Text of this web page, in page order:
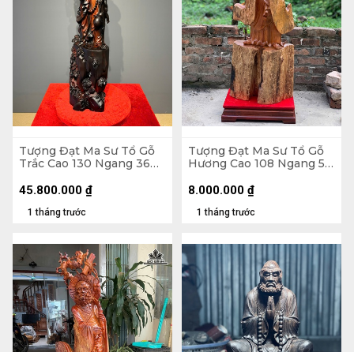
Tượng Đạt Ma Sư Tổ Gỗ
Trắc Cao 130 Ngang 36
1 tháng trước
45.800.000 ₫
Tượng Đạt Ma Sư Tổ Gỗ
Hương Cao 108 Ngang 58
1 tháng trước
8.000.000 ₫